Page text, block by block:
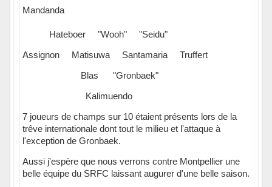
Mandanda
Hateboer "Wooh" "Seidu"
Assignon Matisuwa Santamaria Truffert
Blas "Gronbaek"
Kalimuendo
7 joueurs de champs sur 10 étaient présents lors de la
trêve internationale dont tout le milieu et l'attaque à
l'exception de Gronbaek.
Aussi j'espère que nous verrons contre Montpellier une
belle équipe du SRFC laissant augurer d'une belle saison.